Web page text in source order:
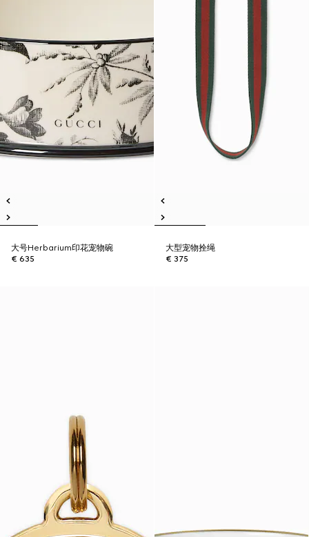
大号Herbarium印花宠物碗
€ 635
大型宠物拴绳
€ 375